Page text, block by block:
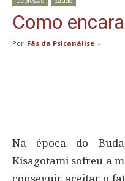
Como
Por Fãs da Psicanálise -
Na época do
Kisagotami sofreu a
conseguir aceitar o